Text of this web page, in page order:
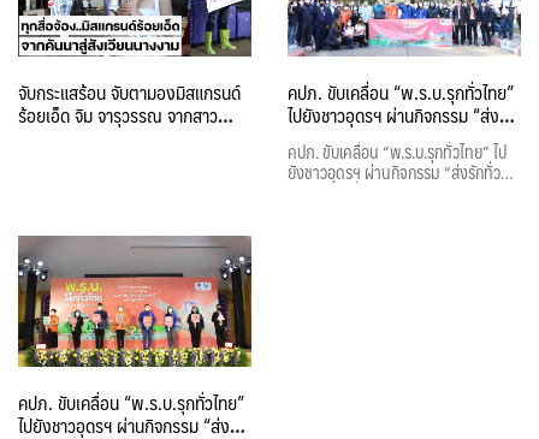
จับกระแสร้อน จับตามองมิสแกรนด์
ร้อยเอ็ด จิม จารุวรรณ จากสาว
ชาวนาสู่เวทีนางงามระดับประเทศ
คปภ. ขับเคลื่อน “พ.ร.บ.รุกทั่วไทย”
ไปยังชาวอุดรฯ ผ่านกิจกรรม “ส่งรัก
ทั่วไทย อุ่นใจเมื่อมีประกันภัย
พ.ร.บ.”
คปภ. ขับเคลื่อน “พ.ร.บ.รุกทั่วไทย” ไป
ยังชาวอุดรฯ ผ่านกิจกรรม “ส่งรักทั่ว
ไทย อุ่นใจเมื่อมีประกันภัย พ.ร.บ.”
คปภ. ขับเคลื่อน “พ.ร.บ.รุกทั่วไทย”
ไปยังชาวอุดรฯ ผ่านกิจกรรม “ส่งรัก